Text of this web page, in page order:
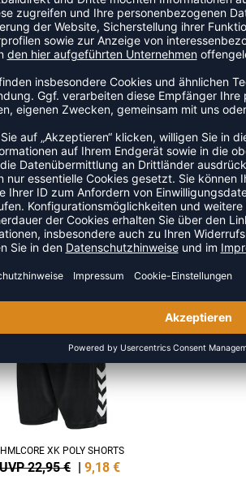
ZULETZT
DER KATEGORIE
HMLCORE XK POLY SHORTS
UVP 22,95 € | 9,18 €